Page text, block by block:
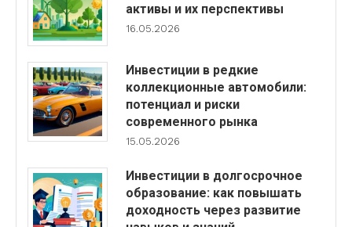
активы и их перспективы
16.05.2026
Инвестиции в редкие
коллекционные автомобили:
потенциал и риски
современного рынка
15.05.2026
Инвестиции в долгосрочное
образование: как повышать
доходность через развитие